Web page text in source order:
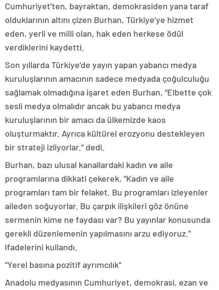
Cumhuriyet’ten, bayraktan, demokrasiden yana taraf
olduklarının altını çizen Burhan, Türkiye’ye hizmet
eden, yerli ve milli olan, hak eden herkese ödül
verdiklerini kaydetti.
Son yıllarda Türkiye’de yayın yapan yabancı medya
kuruluşlarının amacının sadece medyada çoğulculuğu
sağlamak olmadığına işaret eden Burhan, “Elbette çok
sesli medya olmalıdır ancak bu yabancı medya
kuruluşlarının bir amacı da ülkemizde kaos
oluşturmaktır. Ayrıca kültürel erozyonu destekleyen
bir strateji izliyorlar.” dedi.
Burhan, bazı ulusal kanallardaki kadın ve aile
programlarına dikkati çekerek, “Kadın ve aile
programları tam bir felaket. Bu programları izleyenler
aileden soğuyorlar. Bu çarpık ilişkileri göz önüne
sermenin kime ne faydası var? Bu yayınlar konusunda
gerekli düzenlemenin yapılmasını arzu ediyoruz.”
ifadelerini kullandı.
“Yerel basına pozitif ayrımcılık”
Anadolu medyasının Cumhuriyet, demokrasi, ezan ve